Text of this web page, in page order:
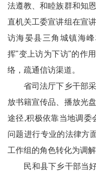
法遵教、和睦族群和知
直机关工委宣讲组在宣
访海晏县三角城镇海
挥"变上访为下访"的作
络，疏通信访渠道。
省司法厅下乡干部采
放书籍宣传品、播放光
途径,积极依靠当地调委
问题进行专业的法律方
工作组的角色转化为调
民和县下乡干部当好